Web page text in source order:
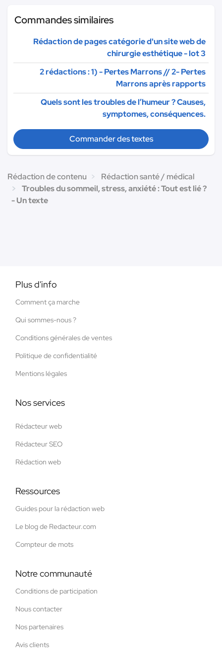
Commandes similaires
Rédaction de pages catégorie d'un site web de
chirurgie esthétique - lot 3
2 rédactions : 1) - Pertes Marrons // 2- Pertes
Marrons après rapports
Quels sont les troubles de l’humeur ? Causes,
symptomes, conséquences.
Commander des textes
Rédaction de contenu
Rédaction santé / médical
Troubles du sommeil, stress, anxiété : Tout est lié ?
- Un texte
Plus d'info
Comment ça marche
Qui sommes-nous ?
Conditions générales de ventes
Politique de confidentialité
Mentions légales
Nos services
Rédacteur web
Rédacteur SEO
Rédaction web
Ressources
Guides pour la rédaction web
Le blog de Redacteur.com
Compteur de mots
Notre communauté
Conditions de participation
Nous contacter
Nos partenaires
Avis clients